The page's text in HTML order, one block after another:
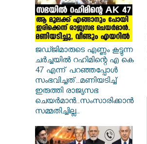
ജഡ്ജിമാരുടെ എണ്ണം കൂട്ടുന്ന
ചർച്ചയിൽ റഹിമിന്റെ എ കെ
47 എന്ന് പറഞ്ഞപ്പോൾ
സംഭവിച്ചത്..മണിയടിച്ച്
ഇരുത്തി രാജ്യസഭ
ചെയർമാൻ..സംസാരിക്കാൻ
സമ്മതിച്ചില്ല..